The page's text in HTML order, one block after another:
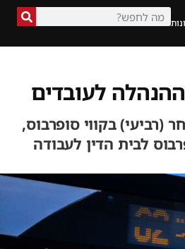
לעובדים
בקווי סופרבוס,
לבית הדין לעבודה